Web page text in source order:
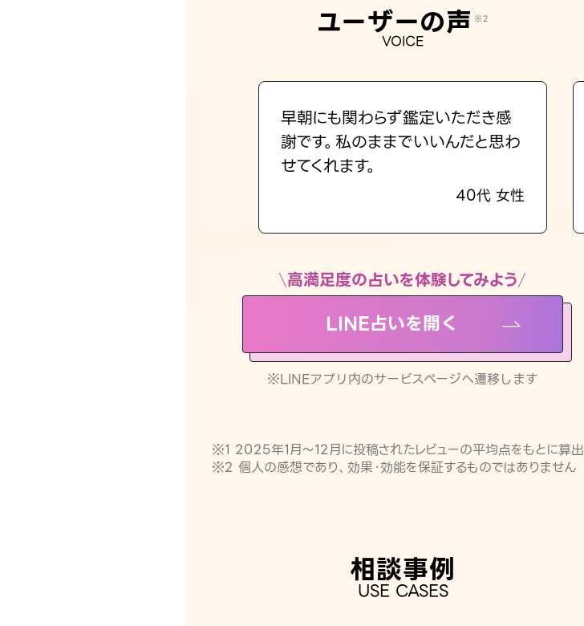
ユーザーの声 ※2
VOICE
早朝にも関わらず鑑定いただき感
謝です。私のままでいいんだと思わ
せてくれます。
40代 女性
高満足度の占いを体験してみよう
LINE占いを開く
※LINEアプリ内のサービスページへ遷移します
※1 2025年1月〜12月に投稿されたレビューの平均点をもとに算出
※2 個人の感想であり、効果・効能を保証するものではありません
相談事例
USE CASES